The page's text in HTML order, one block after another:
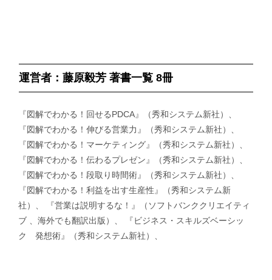
運営者：藤原毅芳 著書一覧 8冊
『図解でわかる！回せるPDCA』（秀和システム新社）、
『図解でわかる！伸びる営業力』（秀和システム新社）、
『図解でわかる！マーケティング』（秀和システム新社）、
『図解でわかる！伝わるプレゼン』（秀和システム新社）、
『図解でわかる！段取り時間術』（秀和システム新社）、
『図解でわかる！利益を出す生産性』（秀和システム新
社）、 『営業は説明するな！』（ソフトバンククリエイティ
ブ 、海外でも翻訳出版）、 『ビジネス・スキルズベーシッ
ク 発想術』（秀和システム新社）、